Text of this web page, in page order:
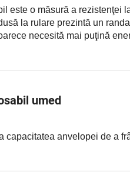
este o măsură a rezistenţei
la rulare prezintă un
necesită mai puţină
umed
capacitatea anvelopei de a